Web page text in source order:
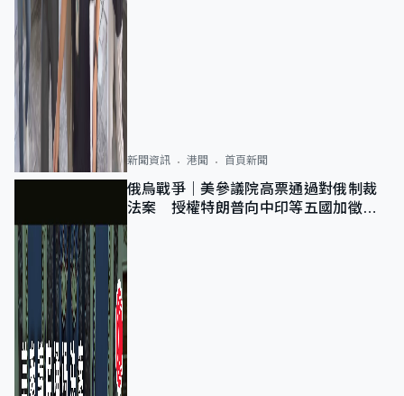
新聞資訊 港聞 首頁新聞
俄烏戰爭｜美參議院高票通過對俄制裁
法案 授權特朗普向中印等五國加徵
100%關稅